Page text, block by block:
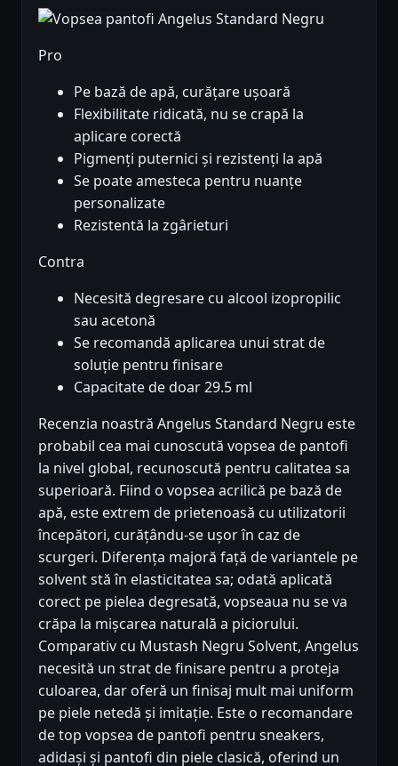
Pro
Pe bază de apă, curățare ușoară
Flexibilitate ridicată, nu se crapă la
aplicare corectă
Pigmenți puternici și rezistenți la apă
Se poate amesteca pentru nuanțe
personalizate
Rezistentă la zgârieturi
Contra
Necesită degresare cu alcool izopropilic
sau acetonă
Se recomandă aplicarea unui strat de
soluție pentru finisare
Capacitate de doar 29.5 ml
Recenzia noastră Angelus Standard Negru este
probabil cea mai cunoscută vopsea de pantofi
la nivel global, recunoscută pentru calitatea sa
superioară. Fiind o vopsea acrilică pe bază de
apă, este extrem de prietenoasă cu utilizatorii
începători, curățându-se ușor în caz de
scurgeri. Diferența majoră față de variantele pe
solvent stă în elasticitatea sa; odată aplicată
corect pe pielea degresată, vopseaua nu se va
crăpa la mișcarea naturală a piciorului.
Comparativ cu Mustash Negru Solvent, Angelus
necesită un strat de finisare pentru a proteja
culoarea, dar oferă un finisaj mult mai uniform
pe piele netedă și imitație. Este o recomandare
de top vopsea de pantofi pentru sneakers,
adidași și pantofi din piele clasică, oferind un